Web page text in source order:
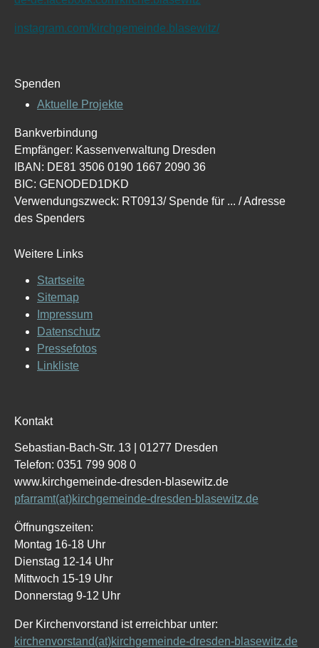
instagram.com/kirchgemeinde.blasewitz/
Spenden
Aktuelle Projekte
Bankverbindung
Empfänger: Kassenverwaltung Dresden
IBAN: DE81 3506 0190 1667 2090 36
BIC: GENODED1DKD
Verwendungszweck: RT0913/ Spende für ... / Adresse
des Spenders
Weitere Links
Startseite
Sitemap
Impressum
Datenschutz
Pressefotos
Linkliste
Kontakt
Sebastian-Bach-Str. 13 | 01277 Dresden
Telefon: 0351 799 908 0
www.kirchgemeinde-dresden-blasewitz.de
pfarramt(at)kirchgemeinde-dresden-blasewitz.de
Öffnungszeiten:
Montag 16-18 Uhr
Dienstag 12-14 Uhr
Mittwoch 15-19 Uhr
Donnerstag 9-12 Uhr
Der Kirchenvorstand ist erreichbar unter:
kirchenvorstand(at)kirchgemeinde-dresden-blasewitz.de